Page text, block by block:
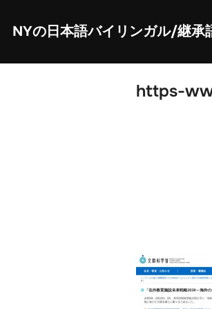
content
NYの日本語バイリンガル/継承
https-